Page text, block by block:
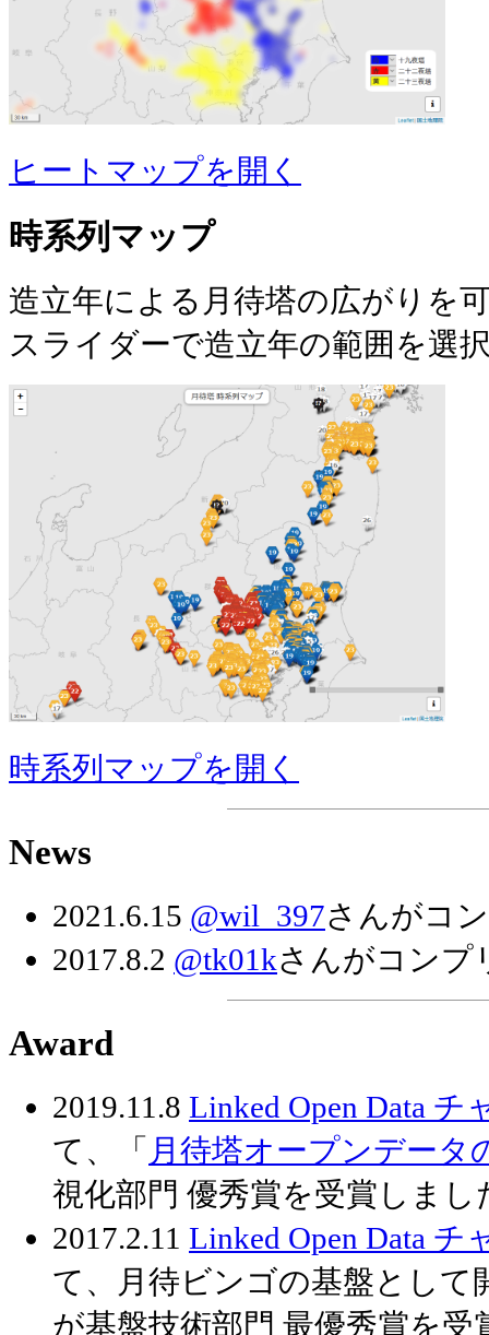
ヒートマップを開く
時系列マップ
造立年による月待塔の広がりを
スライダーで造立年の範囲を選
時系列マップを開く
News
2021.6.15 @wil_397さんがコ
2017.8.2 @tk01kさんがコンプ
Award
2019.11.8 Linked Open Data チ
て、「 月待塔オープンデータ
視化部門 優秀賞を受賞しまし
2017.2.11 Linked Open Data チ
て、月待ビンゴの基盤として
が基盤技術部門 最優秀賞を受